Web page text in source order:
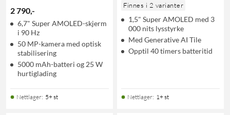
2 790,-
6,7" Super AMOLED-skjerm
i 90 Hz
50 MP-kamera med optisk
stabilisering
5000 mAh-batteri og 25 W
hurtiglading
Nettlager: 5+ st
Finnes i 2 varianter
1,5" Super AMOLED med 3
000 nits lysstyrke
Med Generative AI Tile
Opptil 40 timers batteritid
Nettlager: 1+ st